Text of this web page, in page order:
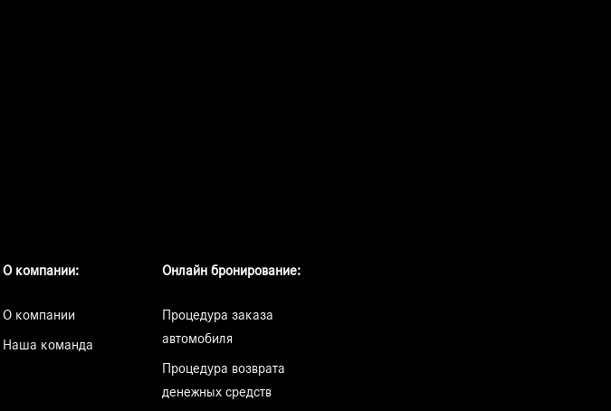
О компании:
О компании
Наша команда
Онлайн бронирование:
Процедура заказа
автомобиля
Процедура возврата
денежных средств